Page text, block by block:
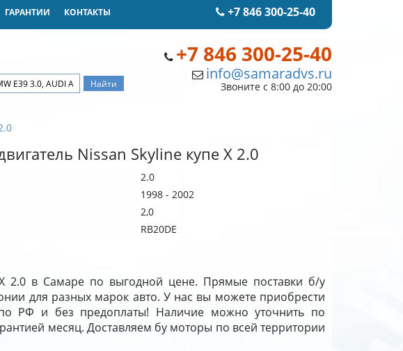
+7 846 300-25-40
ГАРАНТИИ КОНТАКТЫ
+7 846 300-25-40
info@samaradvs.ru
Звоните с 8:00 до 20:00
Nissan Skyline купе X 2.0
2.0
1998 - 2002
2,0
RB20DE
2.0 в Самаре по выгодной цене. Прямые поставки б/у
для разных марок авто. У нас вы можете приобрести
РФ и без предоплаты! Наличие можно уточнить по
месяц. Доставляем бу моторы по всей территории